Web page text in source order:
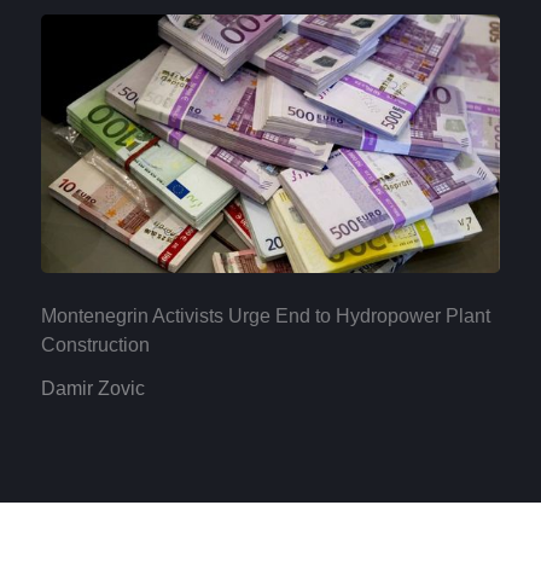
Montenegrin Activists Urge End to Hydropower Plant
Construction
Damir Zovic